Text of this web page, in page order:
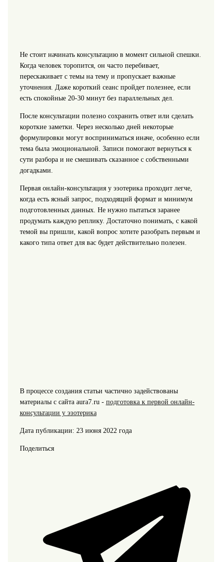
Не стоит начинать консультацию в момент сильной спешки.
Когда человек торопится, он часто перебивает,
перескакивает с темы на тему и пропускает важные
уточнения. Даже короткий сеанс пройдет полезнее, если
есть спокойные 20-30 минут без параллельных дел.
После консультации полезно сохранить ответ или сделать
короткие заметки. Через несколько дней некоторые
формулировки могут восприниматься иначе, особенно если
тема была эмоциональной. Записи помогают вернуться к
сути разбора и не смешивать сказанное с собственными
догадками.
Первая онлайн-консультация у эзотерика проходит легче,
когда есть ясный запрос, подходящий формат и минимум
подготовленных данных. Не нужно пытаться заранее
продумать каждую реплику. Достаточно понимать, с какой
темой вы пришли, какой вопрос хотите разобрать первым и
какого типа ответ для вас будет действительно полезен.
В процессе создания статьи частично задействованы
материалы с сайта aura7.ru - подготовка к первой онлайн-
консультации у эзотерика
Дата публикации: 23 июня 2022 года
Поделиться